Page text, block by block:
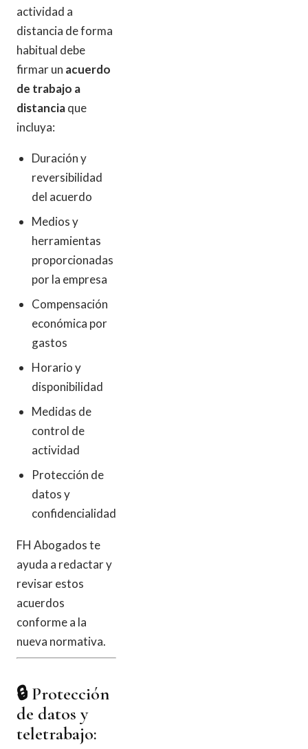
actividad a
distancia de forma
habitual debe
firmar un acuerdo
de trabajo a
distanciaque
incluya:
Duración y
reversibilidad
del acuerdo
Medios y
herramientas
proporcionadas
por la empresa
Compensación
económica por
gastos
Horario y
disponibilidad
Medidas de
control de
actividad
Protección de
datos y
confidencialidad
FH Abogados te
ayuda a redactar y
revisar estos
acuerdos
conforme a la
nueva normativa.
🔒 Protección
de datos y
teletrabajo: